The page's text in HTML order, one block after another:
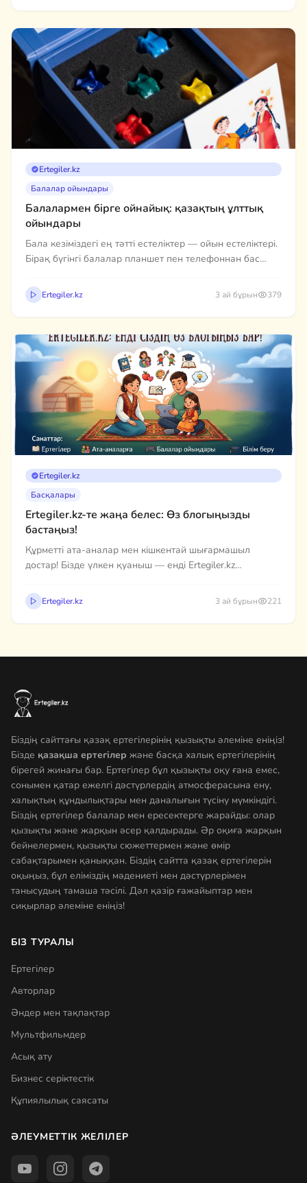
Ertegiler.kz
Балалар ойындары
Балалармен бірге ойнайық: қазақтың ұлттық
ойындары
Бала кезіміздегі ең тәтті естеліктер — ойын естеліктері.
Бірақ бүгінгі балалар планшет пен телефоннан бас
ұмытылып жатыр. Сол ойындарды қайта тірілтіп,
балаларыңызбен бірге ойнауға шақырамыз!
Ertegiler.kz 3 ай бұрын 379
Ertegiler.kz
Басқалары
Ertegiler.kz-те жаңа белес: Өз блогыңызды
бастаңыз!
Құрметті ата-аналар мен кішкентай шығармашыл
достар! Бізде үлкен қуаныш — енді Ertegiler.kz
алады. Бұл — сіздердің ойларыңызбен бөлісетін,
тәжірибе алмасатын және бірге дамитын ортақ мекен.
Ertegiler.kz 3 ай бұрын 221
Біздің сайттағы қазақ ертегілерінің қызықты әлеміне еніңіз!
Бізде қазақша ертегілер және басқа халық ертегілерінің
бірегей жинағы бар. Ертегілер бұл қызықты оқу ғана емес,
сонымен қатар ежелгі дәстүрлердің атмосферасына ену,
халықтың құндылықтары мен даналығын түсіну мүмкіндігі.
Біздің ертегілер балалар мен ересектерге жарайды: олар
қызықты және жарқын әсер қалдырады. Әр оқиға жарқын
бейнелермен, қызықты сюжеттермен және өмір
сабақтарымен қаныққан. Біздің сайтта қазақ ертегілерін
оқыңыз, бұл еліміздің мәдениеті мен дәстүрлерімен
танысудың тамаша тәсілі. Дәл қазір ғажайыптар мен
сиқырлар әлеміне еніңіз!
БІЗ ТУРАЛЫ
Ертегілер
Авторлар
Әндер мен тақпақтар
Мультфильмдер
Асық ату
Бизнес серіктестік
Құпиялылық саясаты
ӘЛЕУМЕТТІК ЖЕЛІЛЕР